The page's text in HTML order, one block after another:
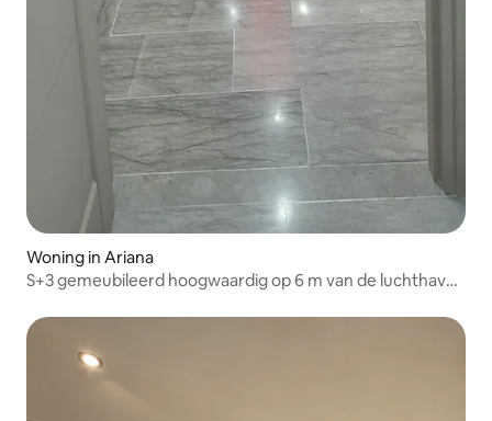
Woning in Ariana
S+3 gemeubileerd hoogwaardig op 6 m van de luchthaven